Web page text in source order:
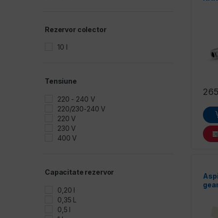
850 W
Rezervor colector
10 l
Tensiune
220 - 240 V
220/230-240 V
220 V
230 V
400 V
Capacitate rezervor
0,20 l
0,35 L
0,5 l